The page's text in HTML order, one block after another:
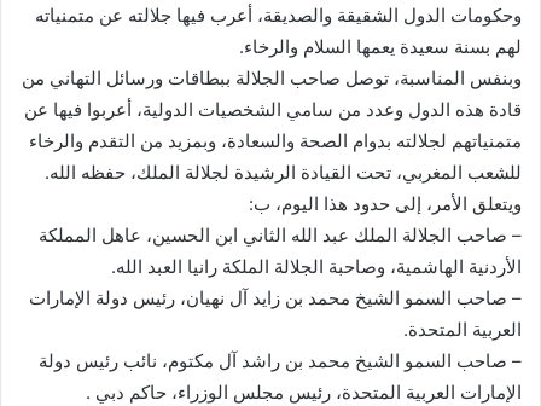
ي
د
ن
ي
وحكومات الدول الشقيقة والصديقة، أعرب فيها جلالته عن متمنياته
لهم بسنة سعيدة يعمها السلام والرخاء.
وبنفس المناسبة، توصل صاحب الجلالة ببطاقات ورسائل التهاني من
قادة هذه الدول وعدد من سامي الشخصيات الدولية، أعربوا فيها عن
متمنياتهم لجلالته بدوام الصحة والسعادة، وبمزيد من التقدم والرخاء
للشعب المغربي، تحت القيادة الرشيدة لجلالة الملك، حفظه الله.
ويتعلق الأمر، إلى حدود هذا اليوم، ب:
– صاحب الجلالة الملك عبد الله الثاني ابن الحسين، عاهل المملكة
الأردنية الهاشمية، وصاحبة الجلالة الملكة رانيا العبد الله.
– صاحب السمو الشيخ محمد بن زايد آل نهيان، رئيس دولة الإمارات
العربية المتحدة.
– صاحب السمو الشيخ محمد بن راشد آل مكتوم، نائب رئيس دولة
الإمارات العربية المتحدة، رئيس مجلس الوزراء، حاكم دبي .